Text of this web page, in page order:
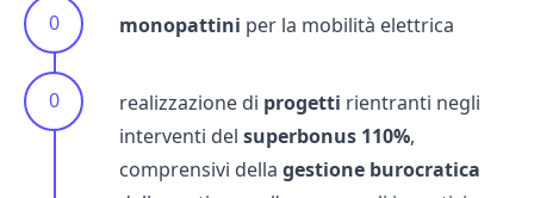
monopattini per la mobilità elettrica
realizzazione di progetti rientranti negli
interventi del superbonus 110%,
comprensivi della gestione burocratica